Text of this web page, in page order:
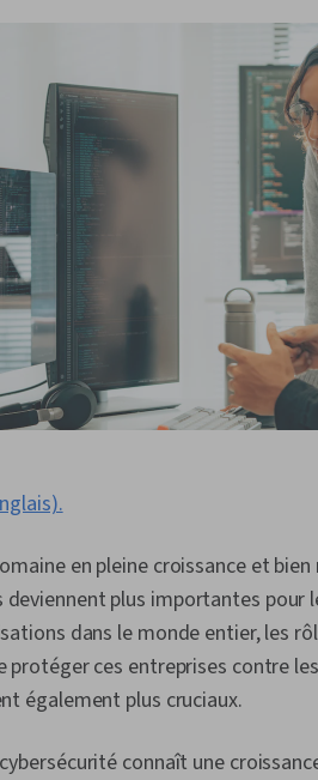
en pleine croissance et
plus importantes
dans le monde entier, les
protéger ces entreprises contre
également plus cruciaux.
connaît une